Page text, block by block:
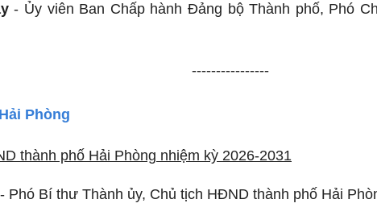
- Ủy viên Ban Chấp hành Đảng bộ Thành phố, Phó
----------------
Phòng
thành phố Hải Phòng nhiệm kỳ 2026-2031
- Phó Bí thư Thành ủy, Chủ tịch HĐND thành phố Hải